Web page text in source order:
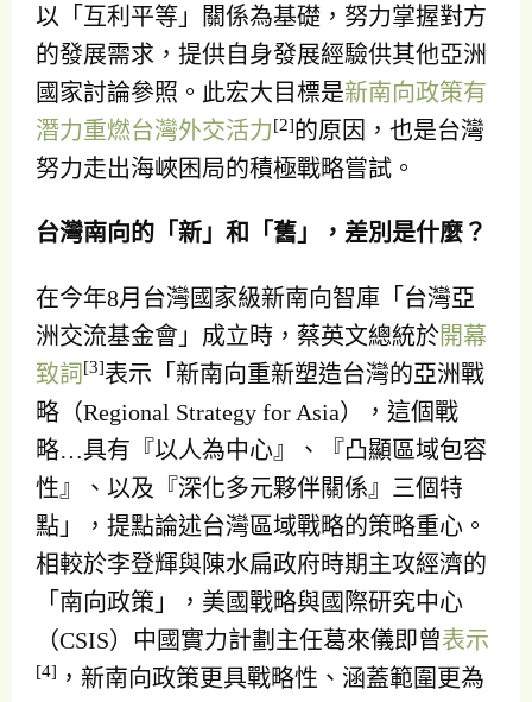
以「互利平等」關係為基礎，努力掌握對方
的發展需求，提供自身發展經驗供其他亞洲
國家討論參照。此宏大目標是新南向政策有
潛力重燃台灣外交活力[2]的原因，也是台灣
努力走出海峽困局的積極戰略嘗試。
台灣南向的「新」和「舊」，差別是什麼？
在今年8月台灣國家級新南向智庫「台灣亞
洲交流基金會」成立時，蔡英文總統於開幕
致詞 [3]表示「新南向重新塑造台灣的亞洲戰
略（Regional Strategy for Asia），這個戰
略…具有『以人為中心』、『凸顯區域包容
性』、以及『深化多元夥伴關係』三個特
點」，提點論述台灣區域戰略的策略重心。
相較於李登輝與陳水扁政府時期主攻經濟的
「南向政策」，美國戰略與國際研究中心
（CSIS）中國實力計劃主任葛來儀即曾表示
[4] ，新南向政策更具戰略性、涵蓋範圍更為